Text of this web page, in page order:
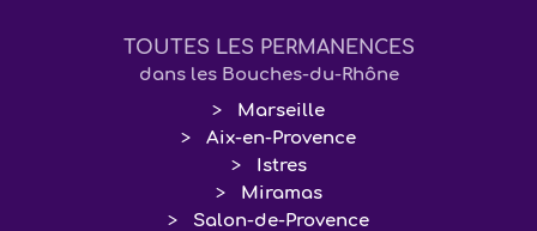
TOUTES LES PERMANENCES
dans les Bouches-du-Rhône
Marseille
Aix-en-Provence
Istres
Miramas
Salon-de-Provence